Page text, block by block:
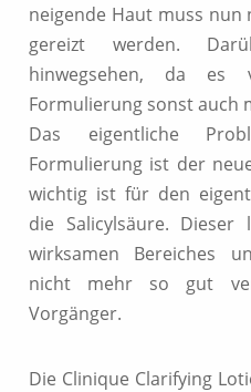
neigende Haut muss nun
gereizt werden.
hinwegsehen, da
Formulierung sonst auch
Das eigentliche
Formulierung ist der
wichtig ist für den
die Salicylsäure.
wirksamen Bereiches
nicht mehr so gut
Vorgänger.
Die Clinique Clarifying